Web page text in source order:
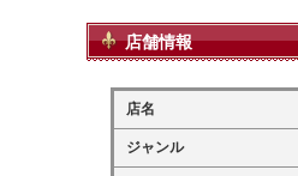
店舗情報
店名
ジャンル